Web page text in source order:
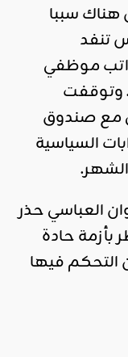
هناك سببا
تنفد
موظفي
وتوقفت
مع صندوق
السياسية
العباسي حذر
بأزمة حادة
التحكم فيها